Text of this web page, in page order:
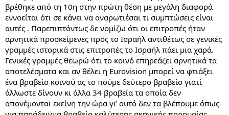
βρέθηκε από τη 10η στην πρώτη θέση με μεγάλη διαφορά
εννοείται ότι σε κάνει να αναρωτιέσαι τι συμπτώσεις είναι
αυτές . Παρεπιπτόντως δε νομίζω ότι οι επιτροπές ήταν
αρνητικά προσκείμενες προς το Ισραήλ αντιθέτως σε γενικές
γραμμές ιστορικά στις επιτροπές το Ισραήλ πάει μια χαρά.
Γενικές γραμμές θεωρώ ότι το κοινό επηρεάζει αρνητικά τα
αποτελέσματα και αν θέλει η Eurovision μπορεί να φτιάξει
ένα βραβείο κοινού ας το πούμε δεύτερο βραβείο γιατί
άλλωστε δίνουν κι άλλα 34 βραβεία τα οποία δεν
απονέμονται εκείνη την ώρα γι’ αυτό δεν τα βλέπουμε όπως